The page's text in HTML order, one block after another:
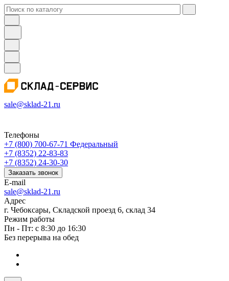
sale@sklad-21.ru
Телефоны
+7 (800) 700-67-71 Федеральный
+7 (8352) 22-83-83
+7 (8352) 24-30-30
Заказать звонок
E-mail
sale@sklad-21.ru
Адрес
г. Чебоксары, Складской проезд 6, склад 34
Режим работы
Пн - Пт: с 8:30 до 16:30
Без перерыва на обед